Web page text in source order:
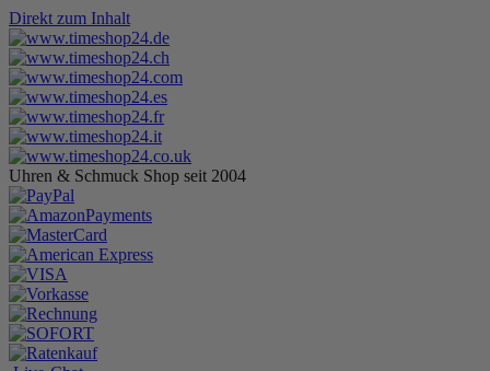
Direkt zum Inhalt
Uhren & Schmuck Shop seit 2004